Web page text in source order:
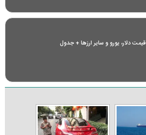
قیمت دلار، یورو و سایر ارز‌ها + جدول